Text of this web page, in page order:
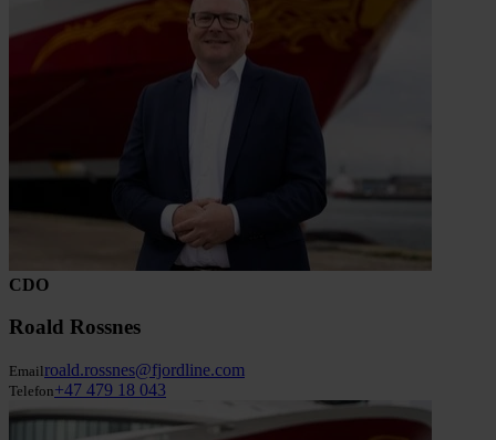
CDO
Roald Rossnes
Emailroald.rossnes@fjordline.com
Telefon+47 479 18 043